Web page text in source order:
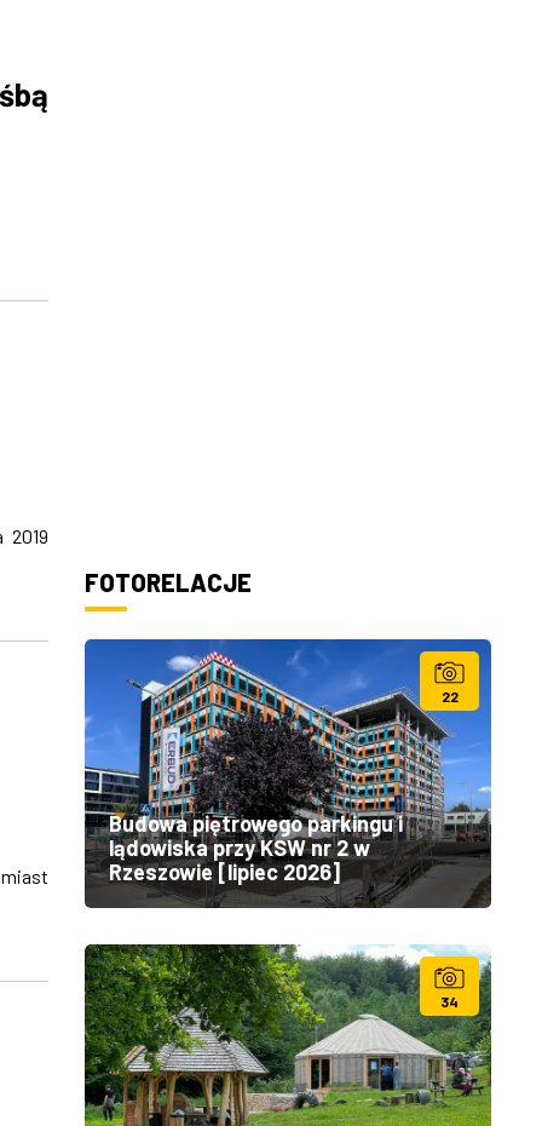
2019
FOTORELACJE
22
Budowa piętrowego parkingu i
lądowiska przy KSW nr 2 w
Rzeszowie [lipiec 2026]
34